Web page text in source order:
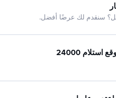
سنقدم لك عرضًا أفضل.